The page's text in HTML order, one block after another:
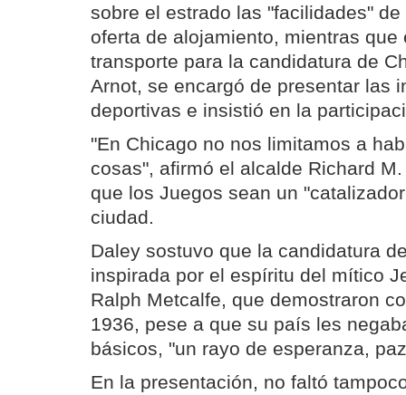
sobre el estrado las "facilidades"
oferta de alojamiento, mientras que
transporte para la candidatura de
Arnot, se encargó de presentar las
deportivas e insistió en la
"En Chicago no nos limitamos a
cosas", afirmó el alcalde Richard
que los Juegos sean un
ciudad.
Daley sostuvo que la candidatura
inspirada por el espíritu del mítico
Ralph Metcalfe, que demostraron
1936, pese a que su país les
básicos, "un rayo de esperanza,
En la presentación, no faltó